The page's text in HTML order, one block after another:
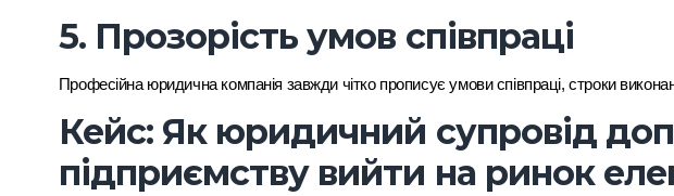
5. Прозорість умов співпраці
Професійна юридична компанія завжди чітко прописує умови співпраці, строки
Кейс: Як юридичний супровід
підприємству вийти на ринок